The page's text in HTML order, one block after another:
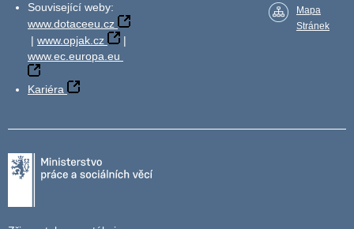
Související weby:
www.dotaceeu.cz
| www.opjak.cz
|
www.ec.europa.eu
Kariéra
Mapa
Stránek